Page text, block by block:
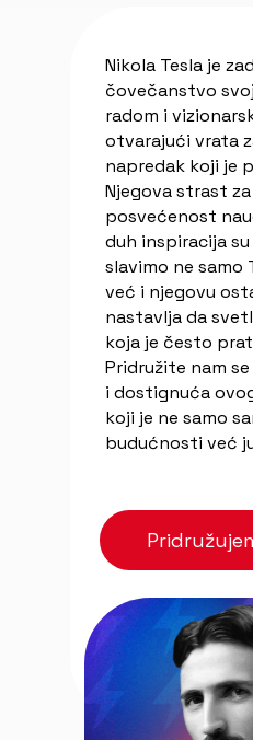
Nikola Tesla je
čovečanstvo
radom i
otvarajući vrata
napredak koji je
Njegova strast
posvećenost
duh inspiracija su
slavimo ne samo
već i njegovu
nastavlja da
koja je često
Pridružite nam
i dostignuća
koji je ne samo
budućnosti već